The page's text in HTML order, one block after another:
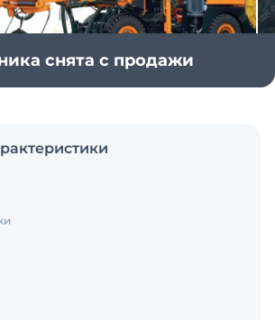
снята с продажи